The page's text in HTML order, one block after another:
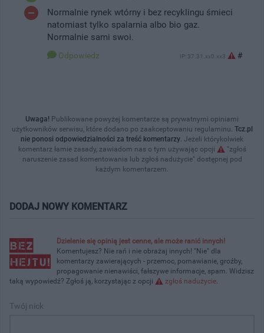
Normalnie rynek wtórny i bez recyklingu śmieci
natomiast tylko spalarnia albo bio gaz.
Normalnie sami swoi.
Odpowiedz IP: 37.31.xx0.xx3 #
Uwaga! Publikowane powyżej komentarze są prywatnymi opiniami
użytkowników serwisu, które dodano po zaakceptowaniu regulaminu. Tcz.pl
nie ponosi odpowiedzialności za treść komentarzy. Jeżeli którykolwiek
komentarz łamie zasady, zawiadom nas o tym używając opcji
"zgłoś
naruszenie zasad komentowania lub zgłoś nadużycie" dostępnej pod
każdym komentarzem.
DODAJ NOWY KOMENTARZ
Dzielenie się opinią jest cenne, ale może ranić innych!
Komentujesz? Nie rań i nie obrażaj innych! "Nie" dla
komentarzy zawierających - przemoc, pomawianie, groźby,
propagowanie nienawiści, fałszywe informacje, spam. Widzisz
taką wypowiedź? Zgłoś ją, korzystając z opcji
zgłoś nadużycie.
Twój nick